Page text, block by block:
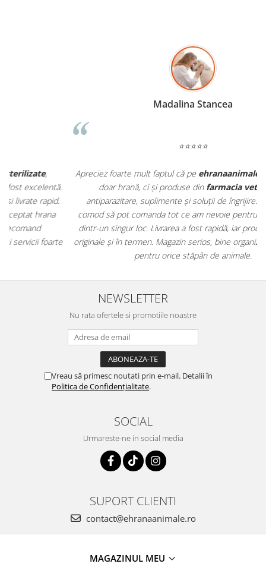
Madalina Stancea
Apreciez foarte mult faptul că peehranaanimale.rogăsesc nu
doar hrană, ci și produse dinfarmacia veterinară:
antiparazitare, suplimente și soluții de îngrijire. Este foarte
comod să pot comanda tot ce am nevoie pentru animalul meu
dintr-un singur loc. Livrarea a fost rapidă, iar produsele au fost
originale și în termen. Magazin serios, bine organizat și foarte util
pentru orice stăpân de animale.
NEWSLETTER
Nu rata ofertele si promotiile noastre
Vreau să primesc noutati prin e-mail. Detalii în
Politica de Confidențialitate.
SOCIAL
Urmareste-ne in social media
SUPORT CLIENTI
contact@ehranaanimale.ro
MAGAZINUL MEU